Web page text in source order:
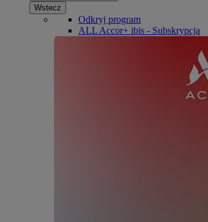
Wstecz
Odkryj program
ALL Accor+ ibis - Subskrypcja